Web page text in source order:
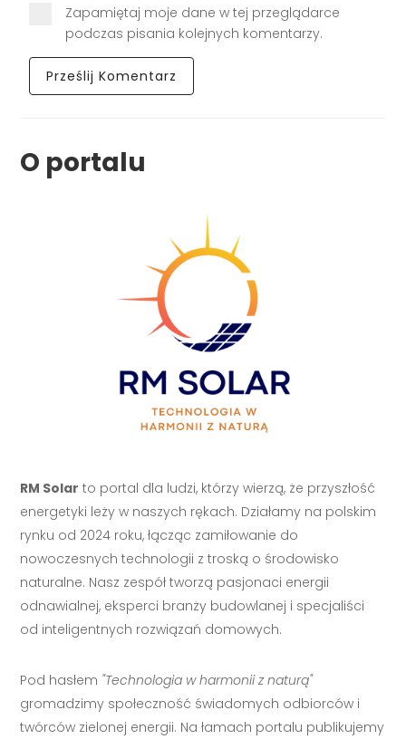
Zapamiętaj moje dane w tej przeglądarce
podczas pisania kolejnych komentarzy.
O portalu
RM Solar to portal dla ludzi, którzy wierzą, że przyszłość
energetyki leży w naszych rękach. Działamy na polskim
rynku od 2024 roku, łącząc zamiłowanie do
nowoczesnych technologii z troską o środowisko
naturalne. Nasz zespół tworzą pasjonaci energii
odnawialnej, eksperci branży budowlanej i specjaliści
od inteligentnych rozwiązań domowych.
Pod hasłem "Technologia w harmonii z naturą"
gromadzimy społeczność świadomych odbiorców i
twórców zielonej energii. Na łamach portalu publikujemy